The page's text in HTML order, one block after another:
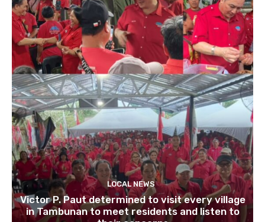
LOCAL NEWS
Victor P. Paut determined to visit every village
in Tambunan to meet residents and listen to